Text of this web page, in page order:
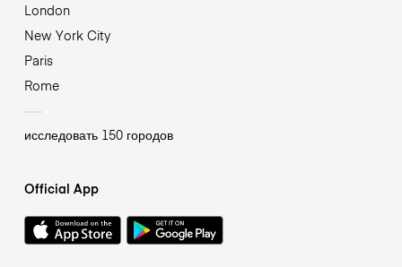
London
New York City
Paris
Rome
исследовать 150 городов
Official App